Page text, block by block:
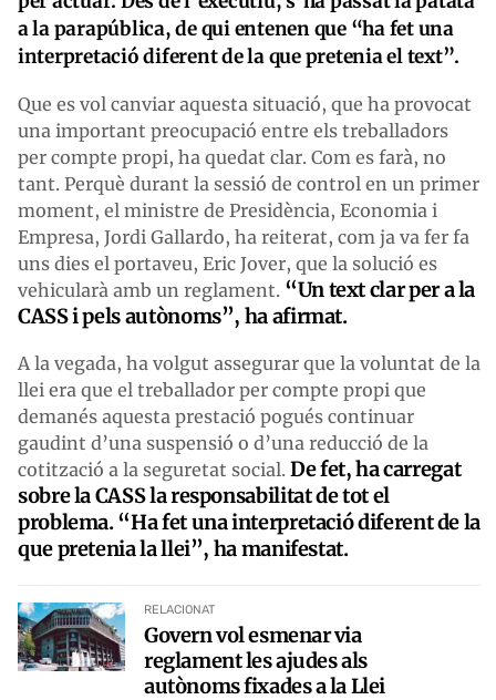
a la parapública, de qui entenen que “ha fet una
interpretació diferent de la que pretenia el text”.
Que es vol canviar aquesta situació, que ha provocat
una important preocupació entre els treballadors
per compte propi, ha quedat clar. Com es farà, no
tant. Perquè durant la sessió de control en un primer
moment, el ministre de Presidència, Economia i
Empresa, Jordi Gallardo, ha reiterat, com ja va fer fa
uns dies el portaveu, Eric Jover, que la solució es
vehicularà amb un reglament. “Un text clar per a la
CASS i pels autònoms”, ha afirmat.
A la vegada, ha volgut assegurar que la voluntat de la
llei era que el treballador per compte propi que
demanés aquesta prestació pogués continuar
gaudint d’una suspensió o d’una reducció de la
cotització a la seguretat social. De fet, ha carregat
sobre la CASS la responsabilitat de tot el
problema. “Ha fet una interpretació diferent de la
que pretenia la llei”, ha manifestat.
RELACIONAT
Govern vol esmenar via
reglament les ajudes als
autònoms fixades a la Llei